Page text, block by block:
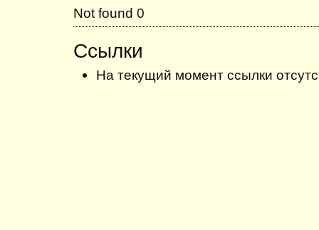
Not found 0
Ссылки
На текущий момент ссылки